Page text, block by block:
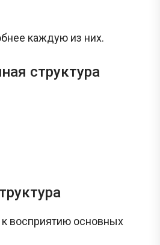
каждую из них.
структура
к восприятию основных